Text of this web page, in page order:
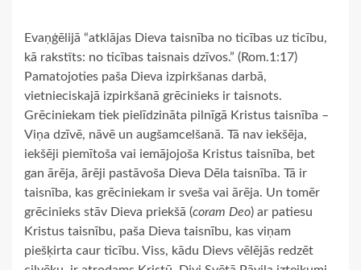
Evaņģēlijā “atklājas Dieva taisnība no ticības uz ticību,
kā rakstīts: no ticības taisnais dzīvos.” (Rom.1:17)
Pamatojoties paša Dieva izpirkšanas darbā,
vietnieciskajā izpirkšanā grēcinieks ir taisnots.
Grēciniekam tiek pielīdzināta pilnīgā Kristus taisnība –
Viņa dzīvē, nāvē un augšamcelšanā. Tā nav iekšēja,
iekšēji piemītoša vai iemājojoša Kristus taisnība, bet
gan ārēja, ārēji pastāvoša Dieva Dēla taisnība. Tā ir
taisnība, kas grēciniekam ir sveša vai ārēja. Un tomēr
grēcinieks stāv Dieva priekšā (coram Deo) ar patiesu
Kristus taisnību, paša Dieva taisnību, kas viņam
piešķirta caur ticību. Viss, kādu Dievs vēlējās redzēt